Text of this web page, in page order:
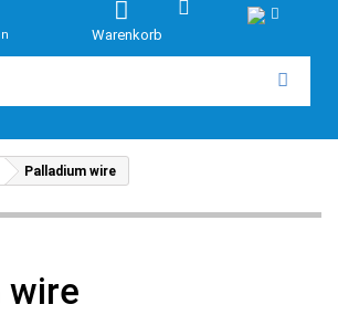
Warenkorb
Palladium wire
wire